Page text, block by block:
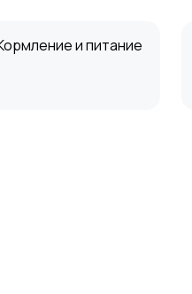
и питание